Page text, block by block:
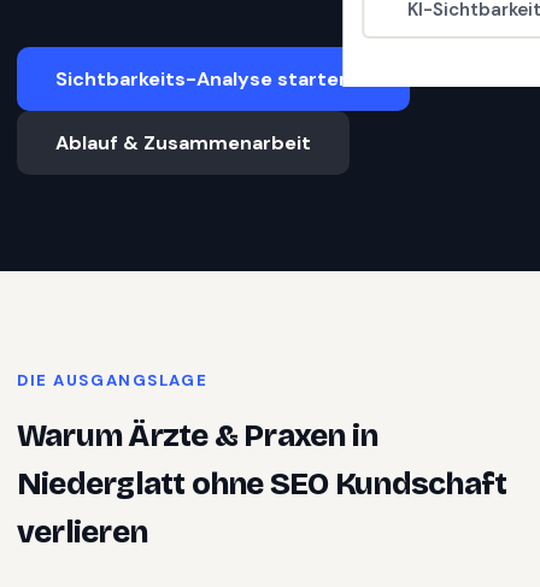
KI-
Sichtbarkeits-Analyse starten
Ablauf & Zusammenarbeit
DIE AUSGANGSLAGE
WarumÄrzte & Praxenin
Niederglatt ohne SEO Kundschaft
verlieren